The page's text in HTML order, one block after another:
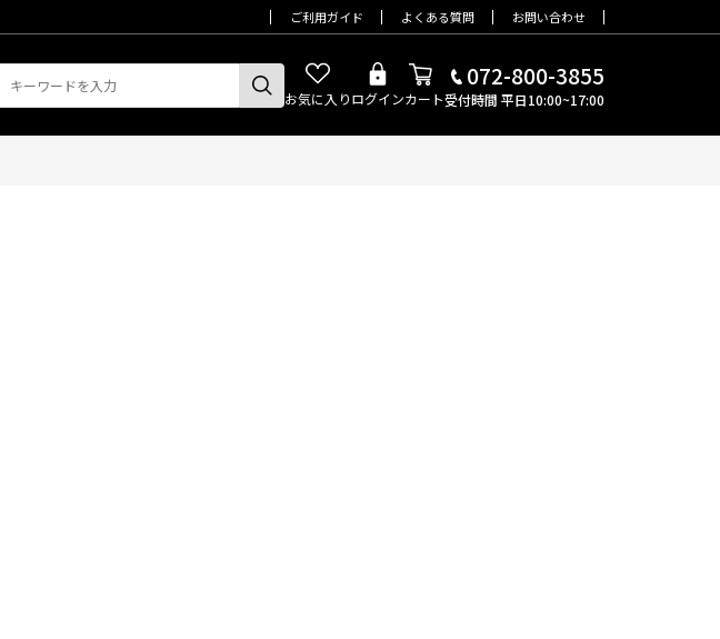
ご利用ガイド よくある質問 お問い合わせ
お気に入りログインカート
072-800-3855
受付時間 平日10:00~17:00